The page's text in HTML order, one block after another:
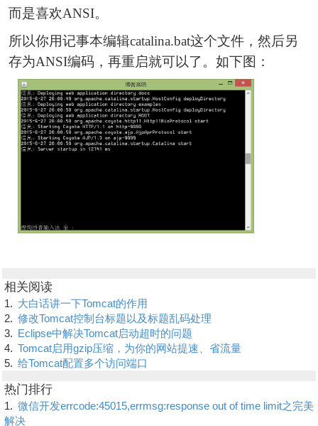
而是喜欢ANSI。
所以你用记事本编辑catalina.bat这个文件，然后另
存为ANSI编码，再重启就可以了。如下图：
相关阅读
1. 大白话讲一下Tomcat的作用
2. 修改Tomcat控制台标题以及标题乱码处理
3. Eclipse中解决Tomcat启动超时的问题
4. Tomcat启用gzip压缩，为你的网站提速、省流量
5. 给Tomcat配置多个访问端口
热门排行
1. 微信开发errcode:45015,errmsg:response out of time limit之完美
解决